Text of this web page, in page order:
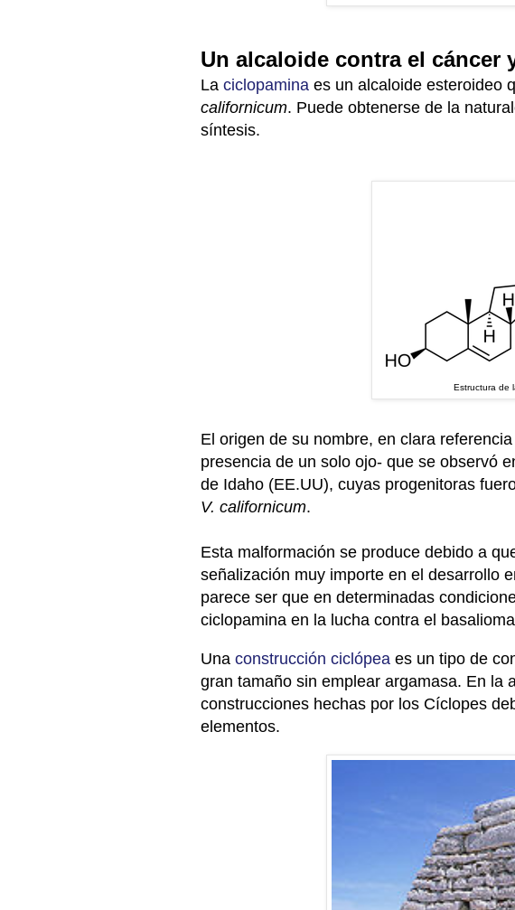
Un alcaloide contra el
La ciclopamina es un alcaloide esteroideo
californicum. Puede obtenerse de la
síntesis.
Estructura de
El origen de su nombre, en clara
presencia de un solo ojo- que se observó
de Idaho (EE.UU), cuyas progenitoras
V. californicum.
Esta malformación se produce debido a
señalización muy importe en el desarrollo
parece ser que en determinadas
ciclopamina en la lucha contra el
Una construcción ciclópea es un tipo de
gran tamaño sin emplear argamasa. En la
construcciones hechas por los Cíclopes
elementos.